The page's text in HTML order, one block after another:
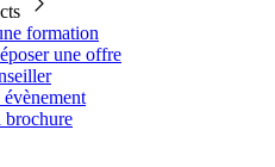
formation
une offre
brochure